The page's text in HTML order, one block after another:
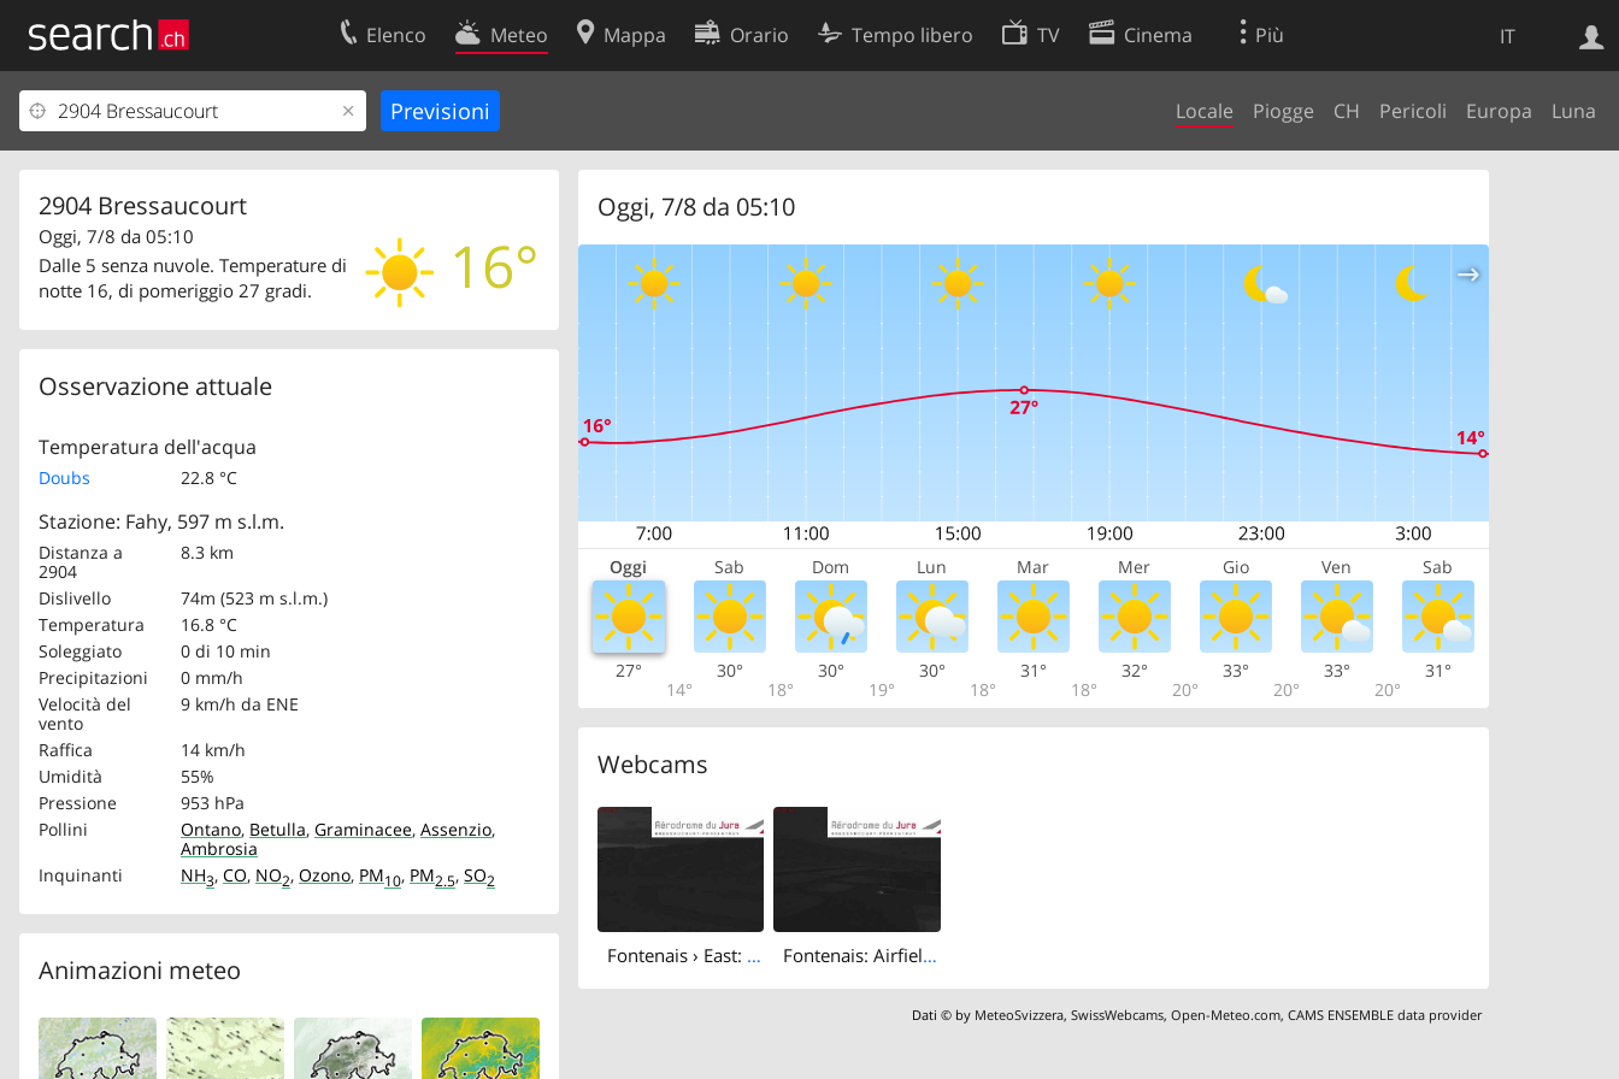
IT
Elenco Meteo Mappa Orario Tempo libero TV Cinema Più
Locale Piogge CH Pericoli Europa Luna
2904 Bressaucourt
16°
Oggi, 7/8 da 05:10
Dalle 5 senza nuvole. Temperature di
notte 16, di pomeriggio 27 gradi.
Osservazione attuale
Temperatura dell'acqua
Doubs 22.8 °C
Stazione: Fahy, 597 m s.l.m.
Distanza a
2904
8.3 km
Dislivello
74m (523 m s.l.m.)
Temperatura
16.8 °C
Soleggiato
0 di 10 min
Precipitazioni
0 mm/h
Velocità del
vento
9 km/h da ENE
Raffica
14 km/h
Umidità
55%
Pressione
953 hPa
Pollini
Ontano, Betulla, Graminacee, Assenzio,
Ambrosia
Inquinanti
NH3, CO, NO2, Ozono, PM10, PM2.5, SO2
Animazioni meteo
Oggi, 7/8 da 05:10
Oggi Sab Dom Lun Mar Mer Gio Ven Sab
27°
14°
30°
18°
30°
19°
30°
18°
31°
18°
32°
20°
33°
20°
33°
20°
31°
Webcams
Fontenais › East: Airfield Bressaucourt Fontenais: Airfield Bressaucourt
Dati © by MeteoSvizzera,SwissWebcams,Open-Meteo.com,CAMS ENSEMBLE data provider
Ricerca Web
Il vostro profolio
Area clienti
Contatti
Condizioni d’uso
Preferenze cookie